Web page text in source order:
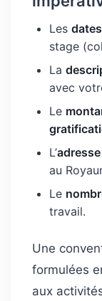
Les
stage
La
avec
Le
L’adresse
au
Le
travail.
Une
formulées
aux